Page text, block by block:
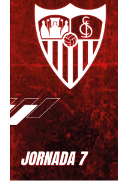
Los posibles
marcha de Juanlu
Joan Jordán podría
destino este lunes
El Sevilla FC
semifinales
IDV reclama dinero